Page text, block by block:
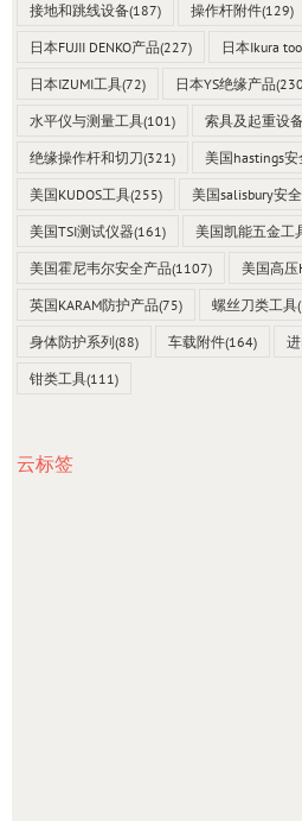
接地和跳线设备(187) 操作杆附件(129)
日本FUJII DENKO产品(227) 日本Ikura
日本IZUMI工具(72) 日本YS绝缘产品
水平仪与测量工具(101) 索具及起重设
绝缘操作杆和切刀(321) 美国hastings
美国KUDOS工具(255) 美国salisbury安
美国TSI测试仪器(161) 美国凯能五金工
美国霍尼韦尔安全产品(1107) 美国高压
英国KARAM防护产品(75) 螺丝刀类工具
身体防护系列(88) 车载附件(164)
钳类工具(111)
云标签